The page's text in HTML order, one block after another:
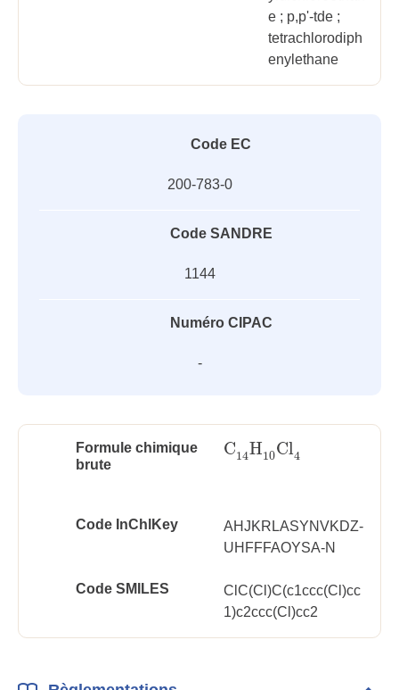
e ; p,p'-tde ;
tetrachlorodiph
enylethane
Code EC
200-783-0
Code SANDRE
1144
Numéro CIPAC
-
Formule chimique
brute
C14H10Cl4
C14H10Cl4
Code InChlKey
AHJKRLASYNVKDZ-
UHFFFAOYSA-N
Code SMILES
ClC(Cl)C(c1ccc(Cl)cc
1)c2ccc(Cl)cc2